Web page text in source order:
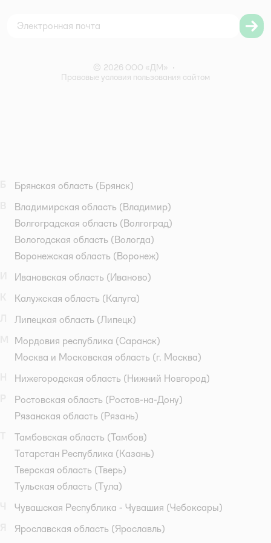
Правила бонусной программы
© 2026 ООО «ДМ» •
Правовые условия пользования сайтом
Брянская область (Брянск)
Владимирская область (Владимир)
Волгоградская область (Волгоград)
Вологодская область (Вологда)
Воронежская область (Воронеж)
Ивановская область (Иваново)
Калужская область (Калуга)
Липецкая область (Липецк)
Мордовия республика (Саранск)
Москва и Московская область (г. Москва)
Нижегородская область (Нижний Новгород)
Ростовская область (Ростов-на-Дону)
Рязанская область (Рязань)
Тамбовская область (Тамбов)
Татарстан Республика (Казань)
Тверская область (Тверь)
Тульская область (Тула)
Чувашская Республика - Чувашия (Чебоксары)
Ярославская область (Ярославль)